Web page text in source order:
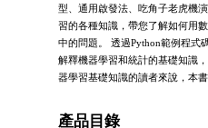
型、通用啟發法、吃角子老虎機
習的各種知識，帶您了解如何用
中的問題。 透過Python範例程式
解釋機器學習和統計的基礎知識
器學習基礎知識的讀者來說，本書
產品目錄